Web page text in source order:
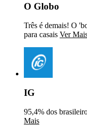
O Globo
Três é demais! O
para casais Ver
IG
95,4% dos
Mais